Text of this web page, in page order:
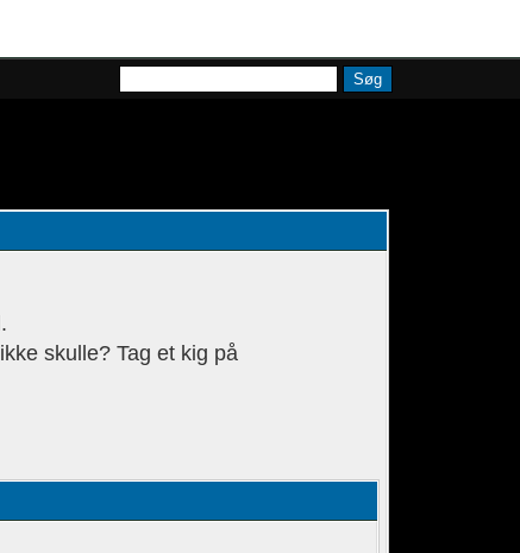
skulle? Tag et kig på